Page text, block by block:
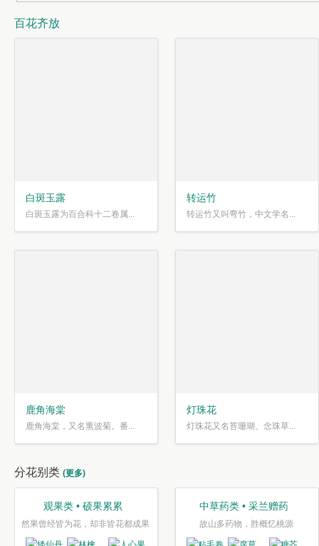
百花齐放
白斑玉露
白斑玉露为百合科十二卷属...
转运竹
转运竹又叫弯竹，中文学名...
鹿角海棠
鹿角海棠，又名熏波菊。番...
灯珠花
灯珠花又名苔珊瑚、念珠草...
分花别类 (更多)
观果类 • 硕果累累
然果曾经皆为花，却非皆花都成果
中草药类 • 采兰赠药
故山多药物，胜概忆桃源